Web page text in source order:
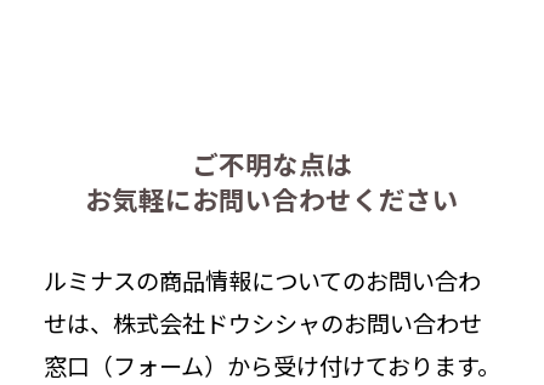
ご不明な点は
お気軽にお問い合わせください
ルミナスの商品情報についてのお問い合わ
せは、株式会社ドウシシャのお問い合わせ
窓口（フォーム）から受け付けております。